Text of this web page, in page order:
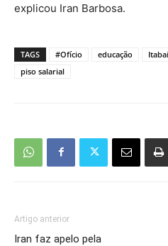
explicou Iran Barbosa.
TAGS #Ofício educação
piso salarial
Artigo anterior
Iran faz apelo pela